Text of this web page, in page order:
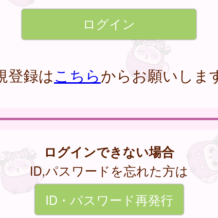
登録はこちらからお願いしま
ログインできない場合
ID,パスワードを忘れた方は
ID・パスワード再発行